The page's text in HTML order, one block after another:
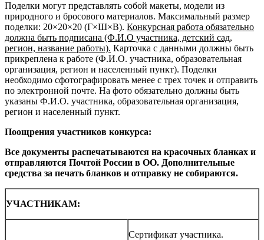
Поделки могут представлять собой макеты, модели из
природного и бросового материалов. Максимальный размер
поделки: 20×20×20 (Г×Ш×В). Конкурсная работа обязательно
должна быть подписана (Ф.И.О участника, детский сад,
регион, название работы). Карточка с данными должны быть
прикреплена к работе (Ф.И.О. участника, образовательная
организация, регион и населенный пункт). Поделки
необходимо сфотографировать менее с трех точек и отправить
по электронной почте. На фото обязательно должны быть
указаны Ф.И.О. участника, образовательная организация,
регион и населенный пункт.
Поощрения участников конкурса:
Все документы распечатываются на красочных бланках и
отправляются Почтой России в ОО. Дополнительные
средства за печать бланков и отправку не собираются.
УЧАСТНИКАМ:
Сертификат участника.